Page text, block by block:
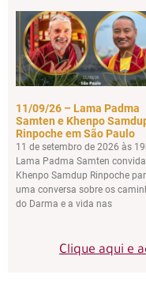
11/09/26 – Lama Padma
Samten e Khenpo
Rinpoche em São Paulo
11 de setembro de 2026 às
Lama Padma Samten convida
Khenpo Samdup Rinpoche
uma conversa sobre os
do Darma e a vida nas
Clique aqui e